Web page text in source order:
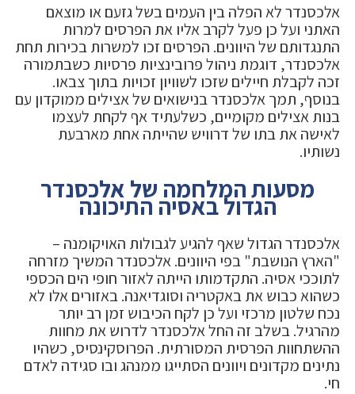
אלכסנדר לא הפלה בין העמים בשל גזעם או מוצאם
האתני ועל כן פעל לקרב אליו את הפרסים למרות
התנגדותם של היוונים. הפרסים זכו למשרות בכירות תחת
אלכסנדר, דוגמת ניהול פרובינציות פרסיות כשבתמורה
זכה לקבלת חיילים שזכו לשוויון זכויות בתוך צבאו.
בנוסף, תמך אלכסנדר בנישואים של אצילים ממוקדון עם
בנות אצילים מקומיים, כשלעתיד אף לקחת לעצמו
לאישה את בתו של דרוויש שהייתה אחת מארבעת
נשותיו.
מסעות המלחמה של אלכסנדר
הגדול באסיה התיכונה
אלכסנדר הגדול שאף להגיע לגבולות האויקומנה –
"הארץ הנושבת" בפי היוונים. אלכסנדר המשיך מזרחה
לתוככי אסיה. התקדמותו הייתה לאזור חופי הים הכספי
כשהוא כבוש את באקטריה וסוגדיאנה. באזורים אלו לא
נכח שלטון מרכזי ועל כן לקח הכיבוש זמן רב יותר
מהרגיל. בשלב זה החל אלכסנדר לדרוש את מחוות
ההשתחוות הפרסית המסורתית. הפרוסקינסיס, כשהיו
נתינים מקדונים ויוונים הסתייגו ממנהג ובו סגידה לאדם
חי.